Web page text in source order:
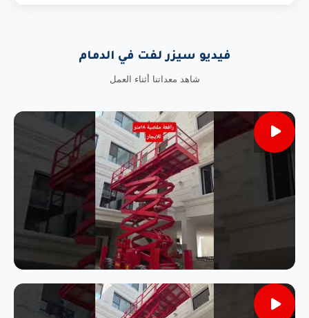
فيديو سيزر لفت في الدمام
شاهد معداتنا أثناء العمل